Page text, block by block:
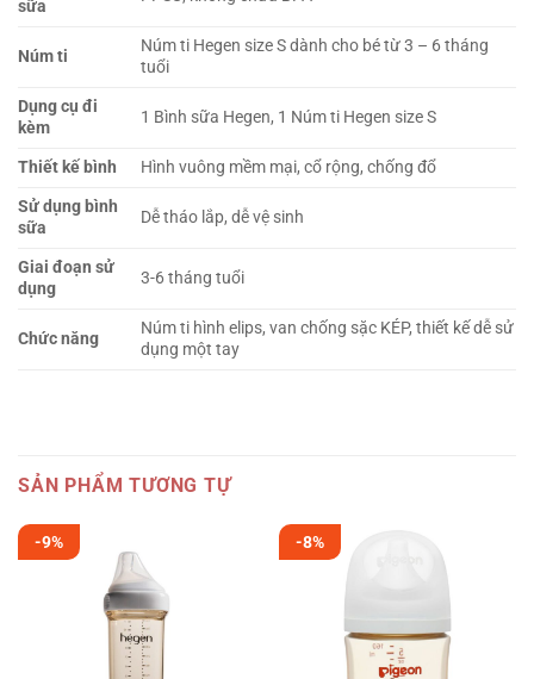
sữa
Núm ti
Núm ti Hegen size S dành cho bé từ 3 – 6 tháng
tuổi
Dụng cụ đi
kèm
1 Bình sữa Hegen, 1 Núm ti Hegen size S
Thiết kế bình
Hình vuông mềm mại, cổ rộng, chống đổ
Sử dụng bình
sữa
Dễ tháo lắp, dễ vệ sinh
Giai đoạn sử
dụng
3-6 tháng tuổi
Chức năng
Núm ti hình elips, van chống sặc KÉP, thiết kế dễ sử
dụng một tay
SẢN PHẨM TƯƠNG TỰ
-9% -8%